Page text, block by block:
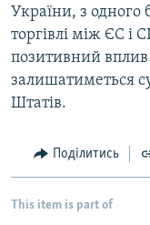
України, з одного
торгівлі між ЄС і
позитивний вплив
залишатиметься
Штатів.
Поділитись
This item is part of